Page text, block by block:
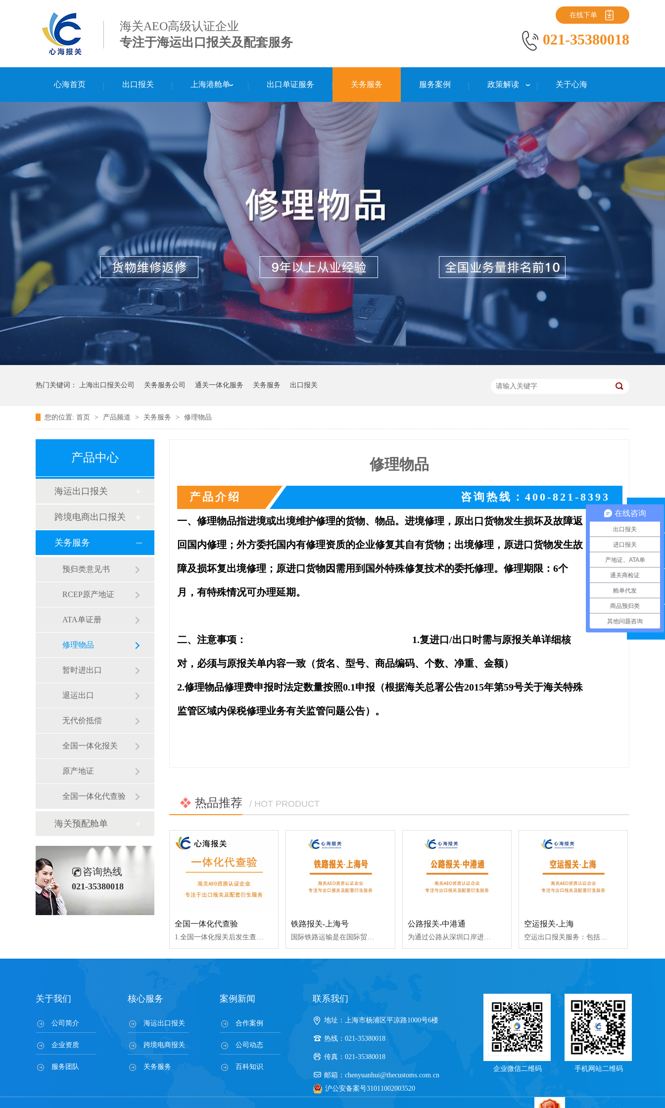
海关AEO高级认证企业
专注于海运出口报关及配套服务
在线下单
021-35380018
心海首页 出口报关 上海港舱单 出口单证服务 关务服务 服务案例 政策解读 关于心海
热门关键词： 上海出口报关公司 关务服务公司 通关一体化服务 关务服务 出口报关
您的位置: 首页 > 产品频道 > 关务服务 > 修理物品
产品中心
海运出口报关
跨境电商出口报关
关务服务
预归类意见书
RCEP原产地证
ATA单证册
修理物品
暂时进出口
退运出口
无代价抵偿
全国一体化报关
原产地证
全国一体化代查验
海关预配舱单
咨询热线
021-35380018
修理物品
产品介绍 咨询热线：400-821-8393
一、修理物品指进境或出境维护修理的货物、物品。进境修理，原出口货物发生损坏及故障返
回国内修理；外方委托国内有修理资质的企业修复其自有货物；出境修理，原进口货物发生故
障及损坏复出境修理；原进口货物因需用到国外特殊修复技术的委托修理。修理期限：6个
月，有特殊情况可办理延期。
二、注意事项： 1.复进口/出口时需与原报关单详细核
对，必须与原报关单内容一致（货名、型号、商品编码、个数、净重、金额）
2.修理物品修理费申报时法定数量按照0.1申报（根据海关总署公告2015年第59号关于海关特殊
监管区域内保税修理业务有关监管问题公告）。
热品推荐 / HOT PRODUCT
全国一体化代查验
1.全国一体化报关后发生查验怎么办？若是企业自行报关的，可以委托心海办理上海口岸的查验手续；若是委托心海报关的，心海负责安排办理其他口岸的查验手续
铁路报关-上海号
国际铁路运输是在国际贸易中仅次于海运和空运的一种主要运输方式。其最大的优势是运量较大、速度较快、运输风险明显小于海洋运输、运输费用低于航空运输、能常年保持准点运营等。
公路报关-中港通
为通过公路从深圳口岸进出口至香港客户，提供公路运输、一体化通关、配合查验、货物放行等手续，同时向检验检疫部门办理检验检疫申报的相关手续。
空运报关-上海
空运出口报关服务：包括一般进出口、保税进出口、暂时进出口、修理物品等特殊贸易方式的出口报关服务，属地报关，转关报关的出口报关服务，查验、后道单证管理服务，同时为客户提供无纸化签约与报关服务。
关于我们
公司简介
企业资质
服务团队
核心服务
海运出口报关
跨境电商报关
关务服务
案例新闻
合作案例
公司动态
百科知识
联系我们
地址：上海市杨浦区平凉路1000号6楼
热线：021-35380018
传真：021-35380018
邮箱：chenyuanhui@thecustoms.com.cn
沪公安备案号31011002003520
企业微信二维码 手机网站二维码
QQ咨询
联系电话
在线留言
微信扫一扫
在线咨询
出口报关
进口报关
产地证、ATA单
通关商检证
舱单代发
商品预归类
其他问题咨询